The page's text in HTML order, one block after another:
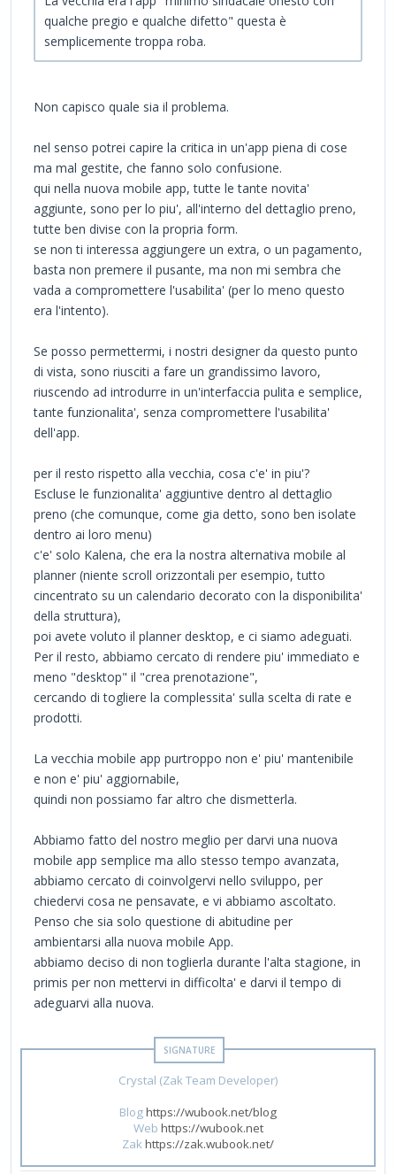
qualche pregio e qualche difetto" questa è
semplicemente troppa roba.
Non capisco quale sia il problema.
nel senso potrei capire la critica in un'app piena di cose
ma mal gestite, che fanno solo confusione.
qui nella nuova mobile app, tutte le tante novita'
aggiunte, sono per lo piu', all'interno del dettaglio preno,
tutte ben divise con la propria form.
se non ti interessa aggiungere un extra, o un pagamento,
basta non premere il pusante, ma non mi sembra che
vada a compromettere l'usabilita' (per lo meno questo
era l'intento).
Se posso permettermi, i nostri designer da questo punto
di vista, sono riusciti a fare un grandissimo lavoro,
riuscendo ad introdurre in un'interfaccia pulita e semplice,
tante funzionalita', senza compromettere l'usabilita'
dell'app.
per il resto rispetto alla vecchia, cosa c'e' in piu'?
Escluse le funzionalita' aggiuntive dentro al dettaglio
preno (che comunque, come gia detto, sono ben isolate
dentro ai loro menu)
c'e' solo Kalena, che era la nostra alternativa mobile al
planner (niente scroll orizzontali per esempio, tutto
cincentrato su un calendario decorato con la disponibilita'
della struttura),
poi avete voluto il planner desktop, e ci siamo adeguati.
Per il resto, abbiamo cercato di rendere piu' immediato e
meno "desktop" il "crea prenotazione",
cercando di togliere la complessita' sulla scelta di rate e
prodotti.
La vecchia mobile app purtroppo non e' piu' mantenibile
e non e' piu' aggiornabile,
quindi non possiamo far altro che dismetterla.
Abbiamo fatto del nostro meglio per darvi una nuova
mobile app semplice ma allo stesso tempo avanzata,
abbiamo cercato di coinvolgervi nello sviluppo, per
chiedervi cosa ne pensavate, e vi abbiamo ascoltato.
Penso che sia solo questione di abitudine per
ambientarsi alla nuova mobile App.
abbiamo deciso di non toglierla durante l'alta stagione, in
primis per non mettervi in difficolta' e darvi il tempo di
adeguarvi alla nuova.
Crystal (Zak Team Developer)
Bloghttps://wubook.net/blog
Web https://wubook.net
Zakhttps://zak.wubook.net/